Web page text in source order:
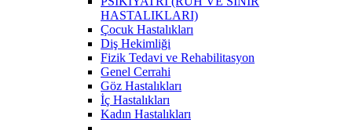
HASTALIKLARI)
Çocuk Hastalıkları
Diş Hekimliği
Fizik Tedavi ve Rehabilitasyon
Genel Cerrahi
Göz Hastalıkları
İç Hastalıkları
Kadın Hastalıkları